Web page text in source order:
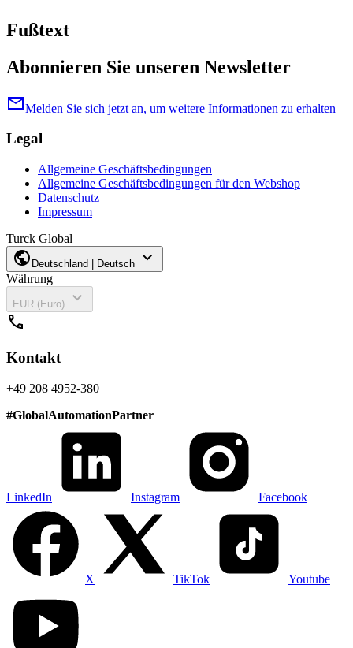
Fußtext
Abonnieren Sie unseren Newsletter
mailMelden Sie sich jetzt an, um weitere Informationen zu erhalten
Legal
Allgemeine Geschäftsbedingungen
Allgemeine Geschäftsbedingungen für den Webshop
Datenschutz
Impressum
Turck Global
public Deutschland | Deutsch expand_more
Währung
EUR (Euro)
expand_more
call
Kontakt
+49 208 4952-380
#GlobalAutomationPartner
LinkedIn Instagram Facebook
X TikTok Youtube